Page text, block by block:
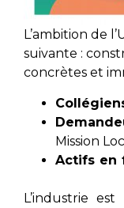
L’ambition de
suivante :
concrètes et
Mission
Actifs en
L’industrie